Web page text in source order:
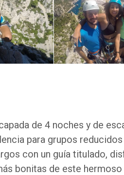
de 4 noches y de
para grupos
con un guía titulado,
bonitas de este